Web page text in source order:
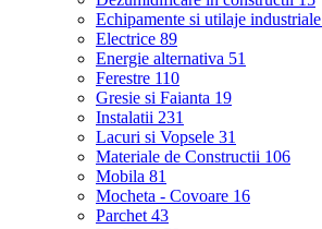
Echipamente si utilaje industriale
Electrice 89
Energie alternativa 51
Ferestre 110
Gresie si Faianta 19
Instalatii 231
Lacuri si Vopsele 31
Materiale de Constructii 106
Mobila 81
Mocheta - Covoare 16
Parchet 43